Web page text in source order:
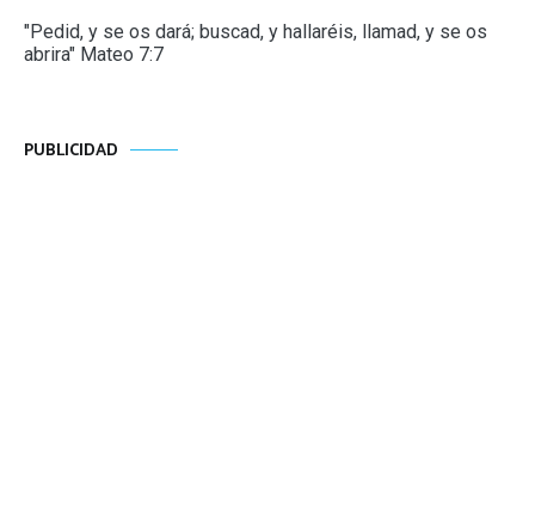
"Pedid, y se os dará; buscad, y hallaréis, llamad, y se os
abrira" Mateo 7:7
PUBLICIDAD